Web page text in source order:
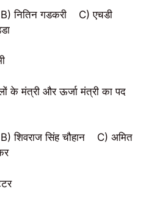
नितिन गडकरी C) एचडी
के मंत्री और ऊर्जा मंत्री का पद
शिवराज सिंह चौहान C) अमित